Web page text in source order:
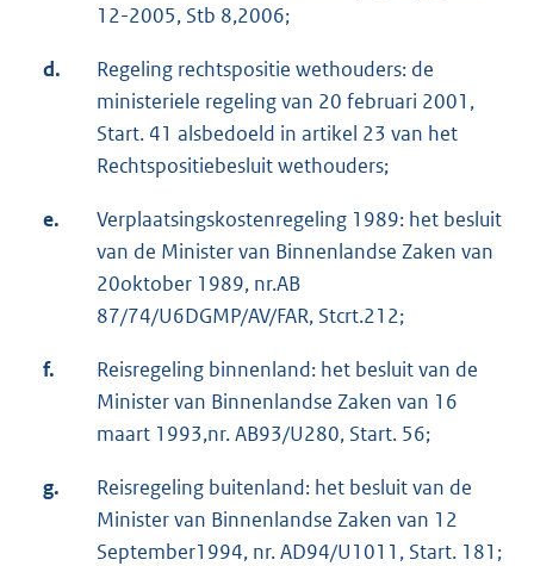
12-2005, Stb 8,2006;
d.
Regeling rechtspositie wethouders: de
ministeriele regeling van 20 februari 2001,
Start. 41 alsbedoeld in artikel 23 van het
Rechtspositiebesluit wethouders;
e.
Verplaatsingskostenregeling 1989: het besluit
van de Minister van Binnenlandse Zaken van
20oktober 1989, nr.AB
87/74/U6DGMP/AV/FAR, Stcrt.212;
f.
Reisregeling binnenland: het besluit van de
Minister van Binnenlandse Zaken van 16
maart 1993,nr. AB93/U280, Start. 56;
g.
Reisregeling buitenland: het besluit van de
Minister van Binnenlandse Zaken van 12
September1994, nr. AD94/U1011, Start. 181;